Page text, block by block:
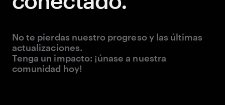
No te pierdas nuestro progreso y las últimas
actualizaciones.
Tenga un impacto: ¡únase a nuestra
comunidad hoy!